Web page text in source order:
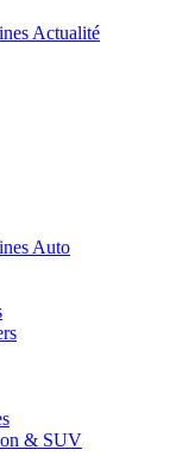
Actualité
Auto
& SUV